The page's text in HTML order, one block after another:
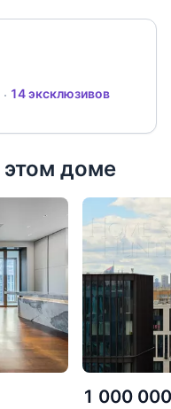
14 эксклюзивов
доме
1 000